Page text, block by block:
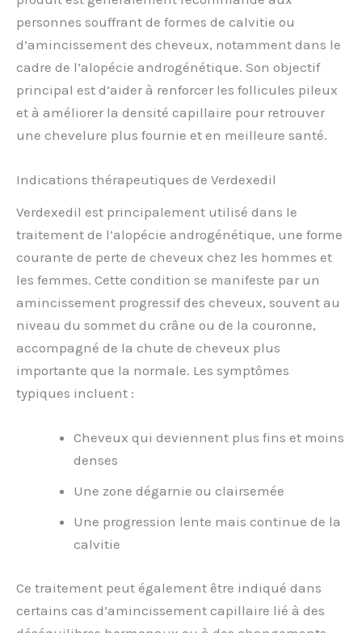
personnes souffrant de formes de calvitie ou
d’amincissement des cheveux, notamment dans le
cadre de l’alopécie androgénétique. Son objectif
principal est d’aider à renforcer les follicules pileux
et à améliorer la densité capillaire pour retrouver
une chevelure plus fournie et en meilleure santé.
Indications thérapeutiques de Verdexedil
Verdexedil est principalement utilisé dans le
traitement de l’alopécie androgénétique, une forme
courante de perte de cheveux chez les hommes et
les femmes. Cette condition se manifeste par un
amincissement progressif des cheveux, souvent au
niveau du sommet du crâne ou de la couronne,
accompagné de la chute de cheveux plus
importante que la normale. Les symptômes
typiques incluent :
Cheveux qui deviennent plus fins et moins
denses
Une zone dégarnie ou clairsemée
Une progression lente mais continue de la
calvitie
Ce traitement peut également être indiqué dans
certains cas d’amincissement capillaire lié à des